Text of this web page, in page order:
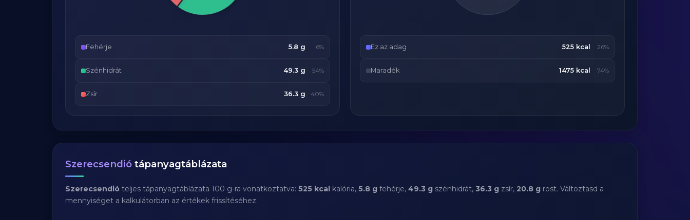
Fehérje 5.8 g 6%
Szénhidrát 49.3 g 54%
Zsír 36.3 g 40%
Ez az adag 525 kcal 26%
Maradék 1475 kcal 74%
Szerecsendió tápanyagtáblázata
Szerecsendió teljes tápanyagtáblázata 100 g-ra vonatkoztatva: 525 kcal kalória, 5.8 g fehérje, 49.3 g szénhidrát, 36.3 g zsír, 20.8 g rost. Változtasd a
mennyiséget a kalkulátorban az értékek frissítéséhez.